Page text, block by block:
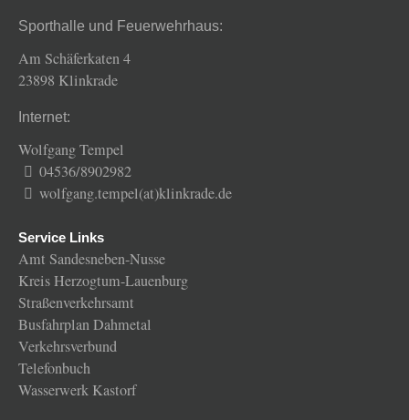
Sporthalle und Feuerwehrhaus:
Am Schäferkaten 4
23898 Klinkrade
Internet:
Wolfgang Tempel
04536/8902982
wolfgang.tempel(at)klinkrade.de
Service Links
Amt Sandesneben-Nusse
Kreis Herzogtum-Lauenburg
Straßenverkehrsamt
Busfahrplan Dahmetal
Verkehrsverbund
Telefonbuch
Wasserwerk Kastorf